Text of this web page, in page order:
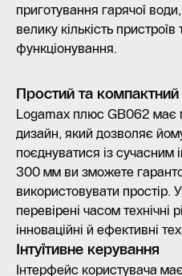
приготування гарячої
велику кількість
функціонування.
Простий та компактний
Logamax плюс GB062 має
дизайн, який дозволяє
поєднуватися із сучасним
300 мм ви зможете
використовувати простір.
перевірені часом технічні
інноваційні й ефективні
Інтуїтивне керування
Інтерфейс користувача